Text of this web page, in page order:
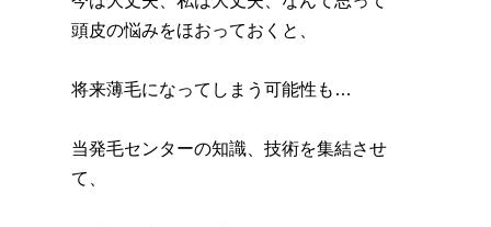
頭皮の悩みをほおっておくと、
将来薄毛になってしまう可能性も…
当発毛センターの知識、技術を集結させ
て、